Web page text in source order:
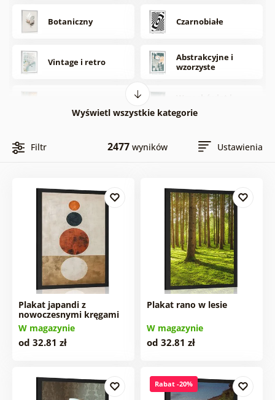
Botaniczny Czarnobiałe
Vintage i retro
Abstrakcyjne i
wzorzyste
gwiazdy
Miasta
Miłość Sporty i hobby
Anioły Fantasy
Pop art Z napisem
Motywacyjne
Z motywem
Martwa natura
Wyświetl wszystkie kategorie
Filtr 2477 wyników Ustawienia
Plakat japandi z
nowoczesnymi kręgami
W magazynie
od 32.81 zł
Plakat rano w lesie
W magazynie
od 32.81 zł
Rabat -20%